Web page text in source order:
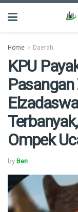
Home Daerah
KPU
Ompek
by Ben